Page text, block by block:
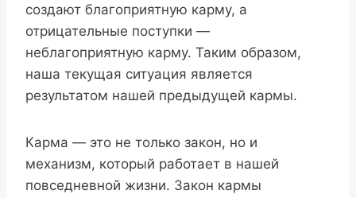
создают благоприятную карму, а
отрицательные поступки —
неблагоприятную карму. Таким образом,
наша текущая ситуация является
результатом нашей предыдущей кармы.
Карма — это не только закон, но и
механизм, который работает в нашей
повседневной жизни. Закон кармы